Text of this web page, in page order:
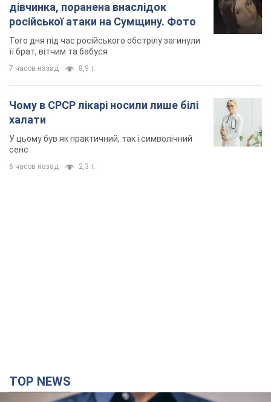
дівчинка, поранена внаслідок
російської атаки на Сумщину. Фото
Того дня під час російського обстрілу загинули
її брат, вітчим та бабуся
7 часов назад 8,9 т.
Чому в СРСР лікарі носили лише білі
халати
У цьому був як практичний, так і символічний
сенс
6 часов назад 2,3 т.
TOP NEWS